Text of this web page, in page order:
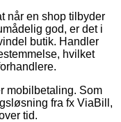
når en shop tilbyder
god, er det i
butik. Handler
hvilket
mobilbetaling. Som
fra fx ViaBill,
tid.